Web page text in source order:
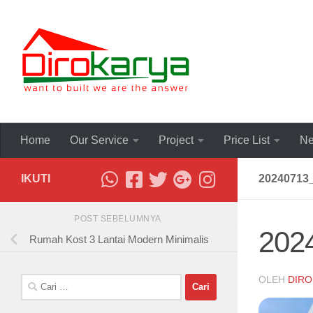
Home Our Service Project Price List
OLEH
IKUTI
POST SEBELUMNYA
Rumah Kost 3 Lantai Modern Minimalis
Cari
untuk: